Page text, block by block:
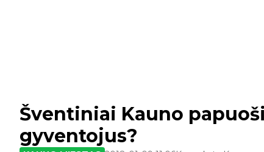
Šventiniai Kauno
gyventojus?